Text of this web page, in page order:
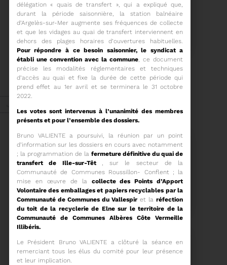
11/02/2026
PROCHAINE SÉANCE DU
COMITÉ SYNDICAL
CONVOCATION ET
ORDRE DU JOUR DU
COMITÉ SYNDICAL DU
MERCREDI 25 FÉVRIER A
27/01/2026
UN NOUVEAU PROJET
POUR LE SITE ARC IRIS
Voir plus
délégation « quais de transfert », qui a expliqué que,
durant la période saisonnière, la station balnéaire
d’Argelès-sur-Mer augmente ses fréquences de collecte
et que les vidages au quai de transfert interviennent en
dehors des plages horaires d’ouvertures habituelles.
Pour répondre à ce besoin saisonnier, le syndicat a
établi une convention avec la commune, ce document
précise les modalités réglementaires et techniques
d’accès au quai et fixe la durée de cette période qui
prend effet au 1eravril et se terminera le 31 octobre
2022.
Les votes sont intervenus à l’unanimité des membres
présents et pour l’ensemble des dossiers.
Bruno VALIENTE a poursuivi, la réunion par un point
d’information sur les dossiers en cours avec notamment
; la programmation de lafermeture définitive du quai de
transfert de Ille-sur-Têt , sur le secteur de la
Communauté de Communes Roussillon- Conflent ; la
mise en œuvre de la collecte des Points d’Apport
Volontaire des emballages et papiers recyclables par la
Communauté de Communes du Vallespir et laréfection
du toit de la recyclerie de Elne sur le territoire de la
Communauté de Communes Albères Côte Vermeille
Illibéris.
Le Président Bruno VALIENTE a clôturé la séance en
remerciant tous les élus du comité pour leur présence
et leur implication.